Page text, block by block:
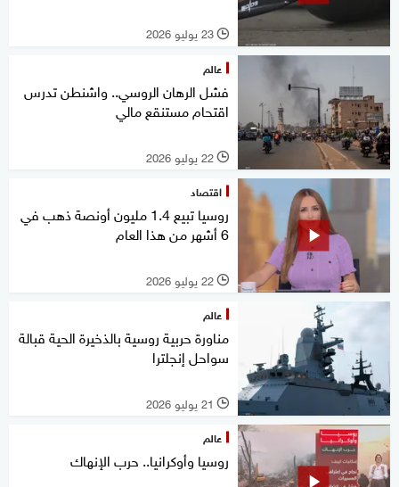
l 23 يوليو 2026
عالم
فشل الرهان الروسي.. واشنطن تدرس
اقتحام مستنقع مالي
l 22 يوليو 2026
اقتصاد
روسيا تبيع 1.4 مليون أونصة ذهب في
6 أشهر من هذا العام
l 22 يوليو 2026
عالم
مناورة حربية روسية بالذخيرة الحية قبالة
سواحل إنجلترا
l 21 يوليو 2026
عالم
روسيا وأوكرانيا.. حرب الإنهاك